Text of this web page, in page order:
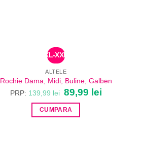
XL-XXL
ALTELE
Rochie Dama, Midi, Buline, Galben
PRP: 139,99 lei Prețul
inițial
a
fost:
139,99 lei.
89,99 leiPrețul
curent
CUMPARA